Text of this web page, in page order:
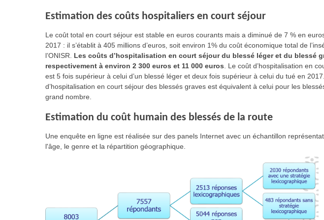
Estimation des coûts hospitaliers en court séjour
Le coût total en court séjour est stable en euros courants mais a diminué de 7 % en
2017 : il s’établit à 405 millions d’euros, soit environ 1% du coût économique total de
l’ONISR. Les coûts d’hospitalisation en court séjour du blessé léger et du blessé
respectivement à environ 2 300 euros et 11 000 euros . Le coût d’hospitalisation en
est 5 fois supérieur à celui d’un blessé léger et deux fois supérieur à celui du tué en
d’hospitalisation en court séjour des blessés graves est équivalent à celui pour les
grand nombre.
Estimation du coût humain des blessés de la route
Une enquête en ligne est réalisée sur des panels Internet avec un échantillon
l'âge, le genre et la répartition géographique.